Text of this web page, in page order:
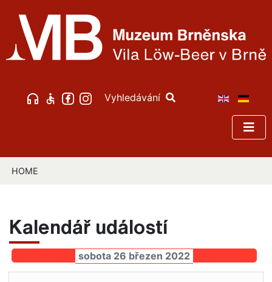
Vyhledávání
HOME
Kalendář událostí
sobota 26 březen 2022